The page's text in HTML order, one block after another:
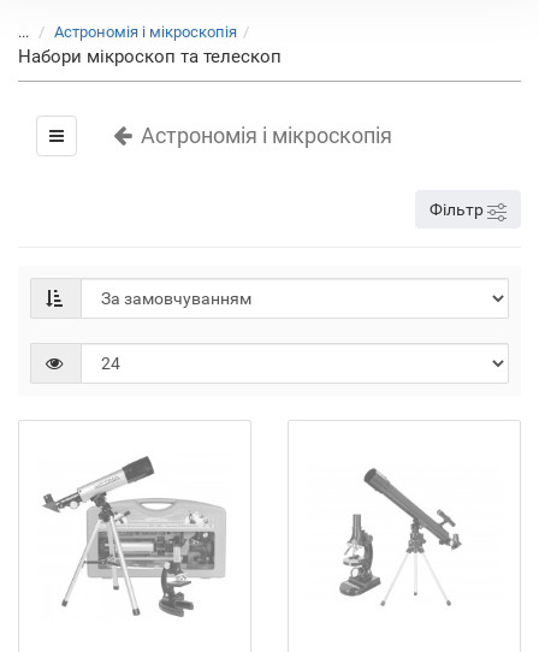
... Астрономія і мікроскопія
Набори мікроскоп та телескоп
Астрономія і мікроскопія
Фільтр